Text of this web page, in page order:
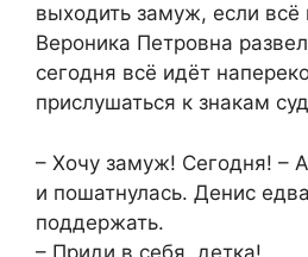
выходить замуж, если всё
Вероника Петровна
сегодня всё идёт
прислушаться к знакам
– Хочу замуж! Сегодня! –
и пошатнулась. Денис
поддержать.
– Приди в себя, детка!